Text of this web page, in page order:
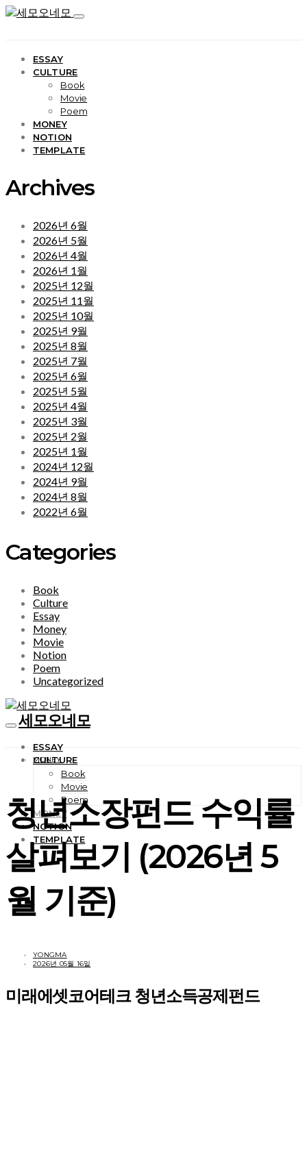
ESSAY
CULTURE
Book
Movie
Poem
MONEY
NOTION
TEMPLATE
Archives
2026년 6월
2026년 5월
2026년 4월
2026년 1월
2025년 12월
2025년 11월
2025년 10월
2025년 9월
2025년 8월
2025년 7월
2025년 6월
2025년 5월
2025년 4월
2025년 3월
2025년 2월
2025년 1월
2024년 12월
2024년 9월
2024년 8월
2022년 6월
Categories
Book
Culture
Essay
Money
Movie
Notion
Poem
Uncategorized
세모오네모
ESSAY
CULTURE
Book
Movie
Poem
MONEY
NOTION
TEMPLATE
MONEY
청년소장펀드 수익률
살펴보기 (2026년 5
월 기준)
YONGMA
2026년 05월 16일
미래에셋코어테크 청년소득공제펀드